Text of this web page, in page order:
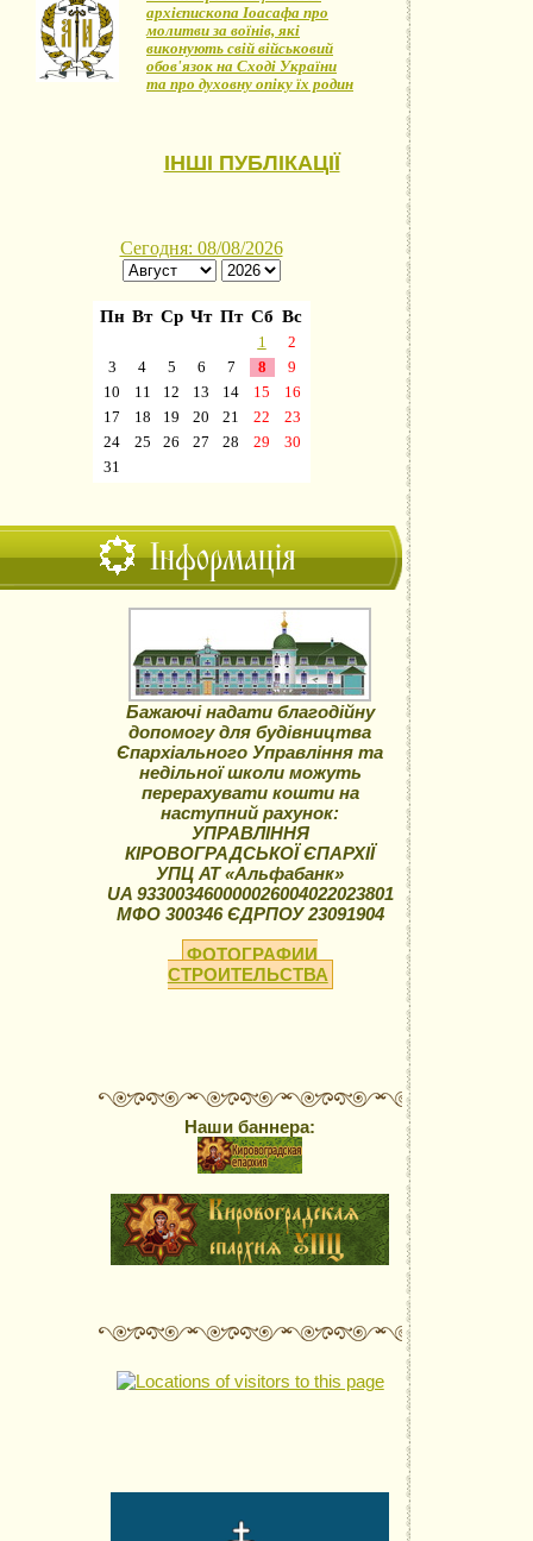
архієпископа Іоасафа про
молитви за воїнів, які
виконують свій військовий
обов'язок на Сході України
та про духовну опіку їх родин
ІНШІ ПУБЛІКАЦІЇ
Інформація
Бажаючі надати благодійну
допомогу для будівництва
Єпархіального Управління та
недільної школи можуть
перерахувати кошти на
наступний рахунок:
УПРАВЛІННЯ
КІРОВОГРАДСЬКОЇ ЄПАРХІЇ
УПЦ АТ «Альфабанк»
UA 933003460000026004022023801
МФО 300346 ЄДРПОУ 23091904
ФОТОГРАФИИ
СТРОИТЕЛЬСТВА
Наши баннера: